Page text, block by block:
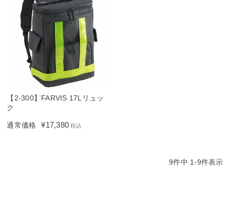
【2-300】FARVIS 17Lリュッ
ク
通常価格 ¥17,380 税込
9件中 1-9件表示